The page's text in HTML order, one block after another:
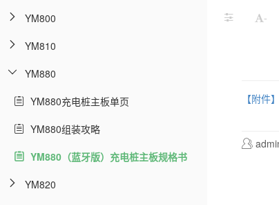
YM800
YM810
YM880
YM880充电桩主板单页
YM880组装攻略
YM880（蓝牙版）充电桩主板规格书
YM820
-
【附件